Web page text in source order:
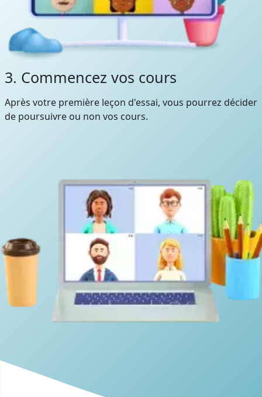
3. Commencez vos cours
Après votre première leçon d'essai, vous pourrez décider
de poursuivre ou non vos cours.